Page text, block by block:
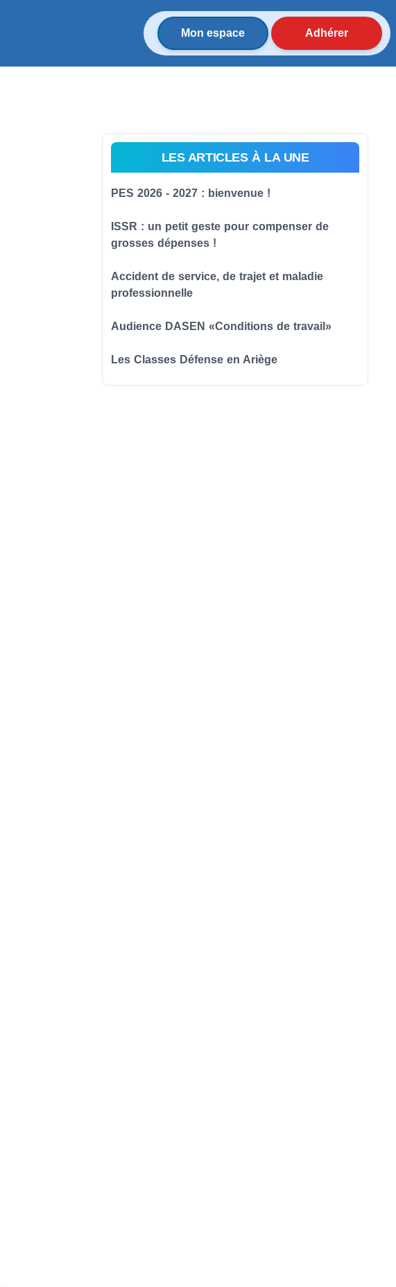
Mon espace Adhérer
LES ARTICLES À LA UNE
PES 2026 - 2027 : bienvenue !
ISSR : un petit geste pour compenser de
grosses dépenses !
Accident de service, de trajet et maladie
professionnelle
Audience DASEN «Conditions de travail»
Les Classes Défense en Ariège